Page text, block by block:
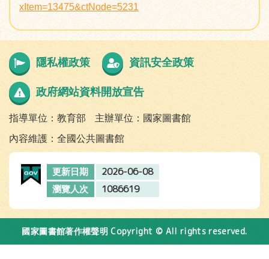
xItem=13475&ctNode=5231
隱私權政策 資訊安全政策
政府網站資料開放宣告
指導單位：教育部
主辦單位：國家圖書館
內容維護：全國公共圖書館
更新日期 2026-06-08
瀏覽人次 1086619
國家圖書館著作權聲明 Copyright © All rights reserved.